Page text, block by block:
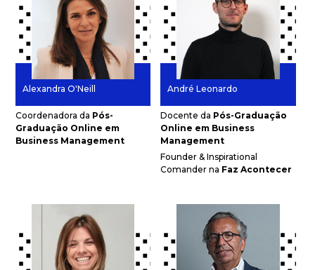
Alexandra O'Neill
Coordenadora da Pós-
Graduação Online em
Business Management
André Leonardo
Docente da Pós-Graduação
Online em Business
Management
Founder & Inspirational
Comander na Faz Acontecer